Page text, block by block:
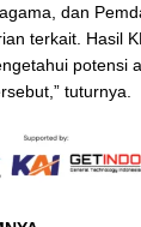
dan
terkait. Hasil
potensi
tuturnya.